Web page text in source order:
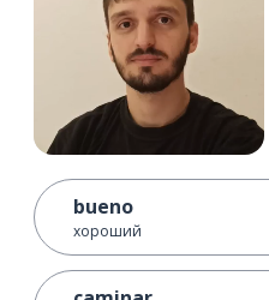
bueno
хороший